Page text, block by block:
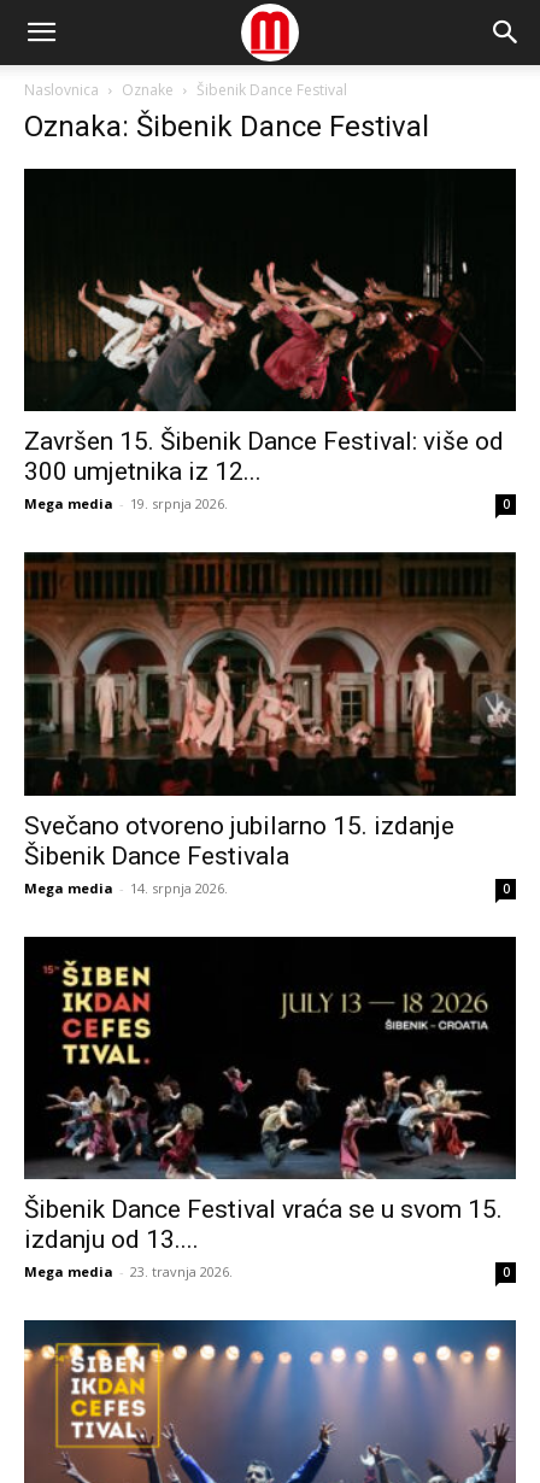
Naslovnica Oznake Šibenik Dance Festival
Oznaka: Šibenik Dance Festival
Završen 15. Šibenik Dance Festival: više od
300 umjetnika iz 12...
Mega media - 19. srpnja 2026. 0
Svečano otvoreno jubilarno 15. izdanje
Šibenik Dance Festivala
Mega media - 14. srpnja 2026. 0
Šibenik Dance Festival vraća se u svom 15.
izdanju od 13....
Mega media - 23. travnja 2026. 0